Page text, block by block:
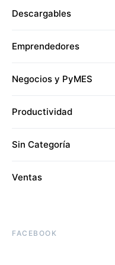
Descargables
Emprendedores
Negocios y PyMES
Productividad
Sin Categoría
Ventas
FACEBOOK